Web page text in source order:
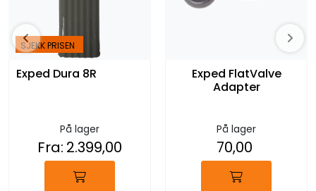
SJEKK PRISEN
Exped Dura 8R
På lager
Fra: 2.399,00
Exped FlatValve
Adapter
På lager
70,00